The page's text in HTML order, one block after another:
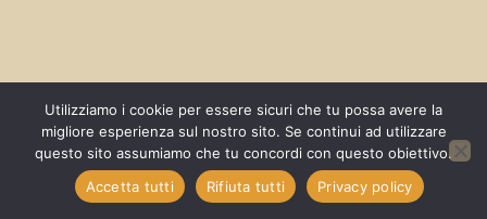
Utilizziamo i cookie per essere sicuri che tu possa avere la
migliore esperienza sul nostro sito. Se continui ad utilizzare
questo sito assumiamo che tu concordi con questo obiettivo.
Accetta tutti
Rifiuta tutti Privacy policy